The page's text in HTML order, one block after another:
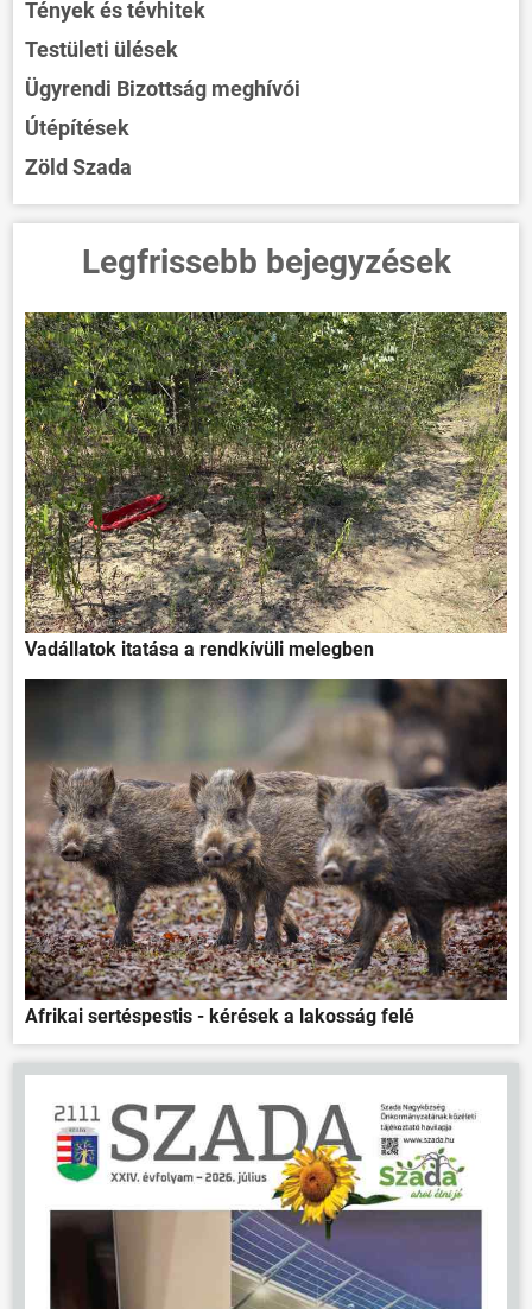
Tények és tévhitek
Testületi ülések
Ügyrendi Bizottság meghívói
Útépítések
Zöld Szada
Legfrissebb bejegyzések
Vadállatok itatása a rendkívüli melegben
Afrikai sertéspestis - kérések a lakosság felé